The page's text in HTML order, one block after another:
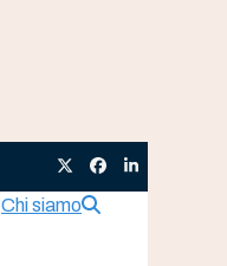
TwitterFacebook
LinkedIn
Chi siamo